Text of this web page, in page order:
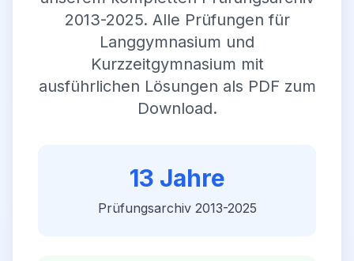
2013-2025. Alle Prüfungen für
Langgymnasium und
Kurzzeitgymnasium mit
ausführlichen Lösungen als PDF zum
Download.
13 Jahre
Prüfungsarchiv 2013-2025